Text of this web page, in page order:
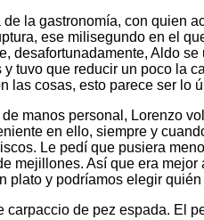
la gastronomía, con quien
ese milisegundo en el
desafortunadamente, Aldo
tuvo que reducir un poco
las cosas, esto parece ser lo
manos personal, Lorenzo
en ello, siempre y
Le pedí que pusiera
mejillones. Así que era
y podríamos elegir
de pez espada. El